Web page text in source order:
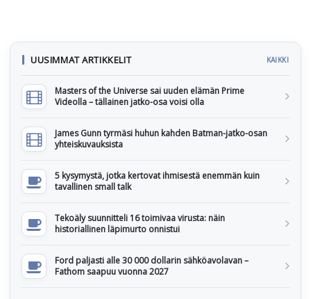
UUSIMMAT ARTIKKELIT KAIKKI
Masters of the Universe sai uuden elämän Prime
Videolla – tällainen jatko-osa voisi olla
James Gunn tyrmäsi huhun kahden Batman-jatko-osan
yhteiskuvauksista
5 kysymystä, jotka kertovat ihmisestä enemmän kuin
tavallinen small talk
Tekoäly suunnitteli 16 toimivaa virusta: näin
historiallinen läpimurto onnistui
Ford paljasti alle 30 000 dollarin sähköavolavan –
Fathom saapuu vuonna 2027